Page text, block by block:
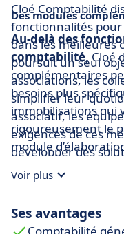
Cloé Comptabilité
fonctionnalités
dans les meilleures
poursuit un seul
associations, les
simplifier leur
associatif, les
exigences de ces
développer des
professionnels.
Des modules
Au-delà des
comptabilité,Cloé
complémentaires
besoins plus
immobilisations qui
rigoureusement le
module
simplicité dans un
Voir plus
Ses avantages